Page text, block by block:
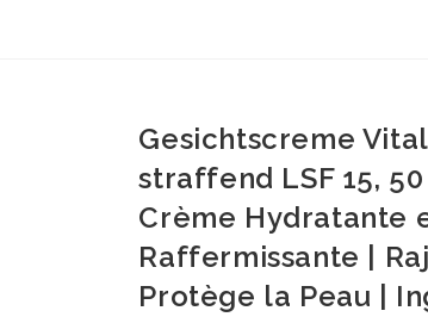
Gesichtscreme Vital
straffend LSF 15, 50
Crème Hydratante
Raffermissante |
Protège la Peau |